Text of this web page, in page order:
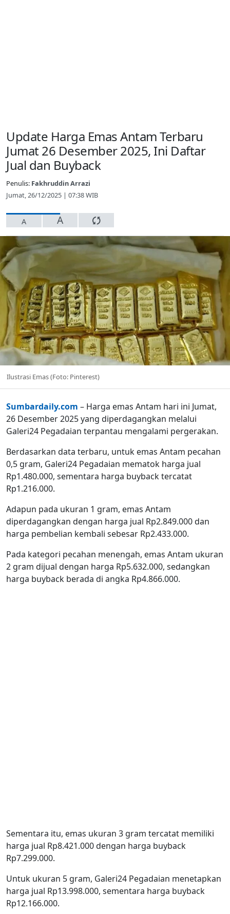
Update Harga Emas Antam Terbaru
Jumat 26 Desember 2025, Ini Daftar
Jual dan Buyback
Penulis: Fakhruddin Arrazi
Jumat, 26/12/2025 | 07:38 WIB
A A
Ilustrasi Emas (Foto: Pinterest)
Sumbardaily.com – Harga emas Antam hari ini Jumat,
26 Desember 2025 yang diperdagangkan melalui
Galeri24 Pegadaian terpantau mengalami pergerakan.
Berdasarkan data terbaru, untuk emas Antam pecahan
0,5 gram, Galeri24 Pegadaian mematok harga jual
Rp1.480.000, sementara harga buyback tercatat
Rp1.216.000.
Adapun pada ukuran 1 gram, emas Antam
diperdagangkan dengan harga jual Rp2.849.000 dan
harga pembelian kembali sebesar Rp2.433.000.
Pada kategori pecahan menengah, emas Antam ukuran
2 gram dijual dengan harga Rp5.632.000, sedangkan
harga buyback berada di angka Rp4.866.000.
Sementara itu, emas ukuran 3 gram tercatat memiliki
harga jual Rp8.421.000 dengan harga buyback
Rp7.299.000.
Untuk ukuran 5 gram, Galeri24 Pegadaian menetapkan
harga jual Rp13.998.000, sementara harga buyback
Rp12.166.000.